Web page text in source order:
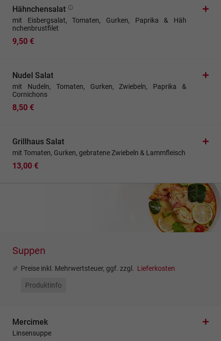
Hähnchensalat
mit Eisbergsalat, Tomaten, Gurken, Paprika & Häh
nchenbrustfilet
9,50 €
Nudel Salat
mit Nudeln, Tomaten, Gurken, Zwiebeln, Paprika &
Cornichons
8,50 €
Grillhaus Salat
mit Tomaten, Gurken, gebratene Zwiebeln & Lammfleisch
13,00 €
Suppen
Preise inkl. Mehrwertsteuer, ggf. zzgl. Lieferkosten
Produktinfo
Mercimek
Linsensuppe